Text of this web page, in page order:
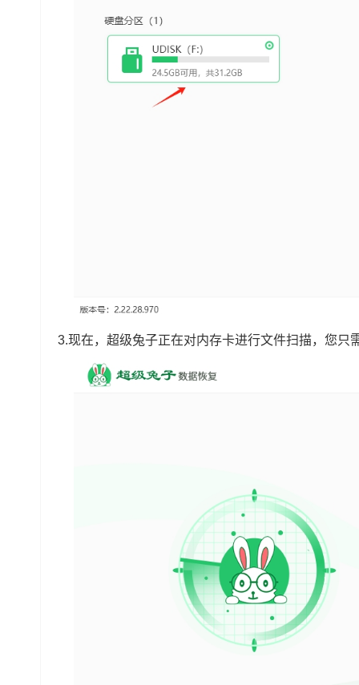
3.现在，超级兔子正在对内存卡进行文件扫描，您只